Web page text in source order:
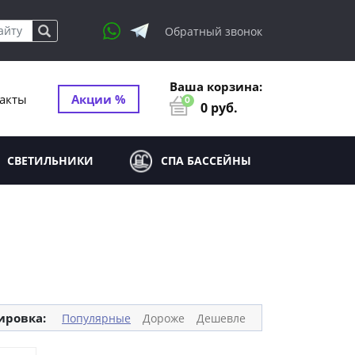
Обратный звонок
Акции %
Ваша корзина:
0 0 руб.
СВЕТИЛЬНИКИ СПА БАССЕЙНЫ
Популярные Дороже Дешевле